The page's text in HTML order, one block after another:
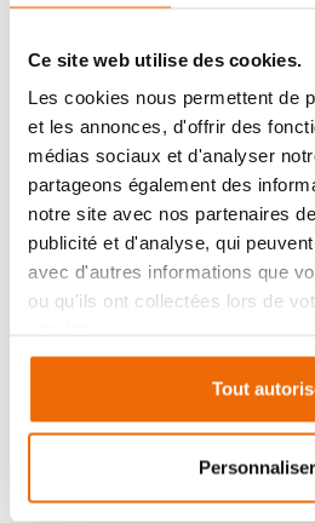
Ce site web utilise des cookies.
Les cookies nous permettent de
et les annonces, d'offrir des
médias sociaux et d'analyser
partageons également des
notre site avec nos partenaires
publicité et d'analyse, qui
avec d'autres informations que
ou qu'ils ont collectées lors de
Tout
Personnaliser
une robustesse classique,
sophistication. Cette dualité
équilibre visuel plaisant,
seulement fonctionnel mais
agréable.
Pour simplifier son utilisation,
option le système Air+, une
l’air qui permet d’optimiser la
intervention manuelle. Cette
même pour les utilisateurs
En somme, le poêle à bois
performante et élégante,
technologies avancées. Il crée